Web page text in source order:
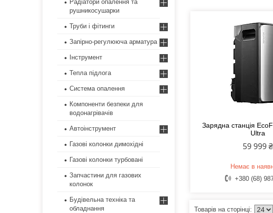
Зарядна станція
Ultra
59 999 ₴
Немає в
+380 (68)
Радіатори опалення та
рушникосушарки
Труби і фітинги
Запірно-регулююча арматура
Інструмент
Тепла підлога
Система опалення
Компоненти безпеки для
водонагрівачів
Автоінструмент
Газові колонки димохідні
Газові колонки турбовані
Запчастини для газових
колонок
Будівельна техніка та
обладнання